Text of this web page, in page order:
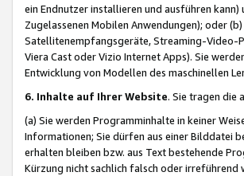
ein Endnutzer installieren und ausführen
Zugelassenen Mobilen Anwendungen); oder
Satellitenempfangsgeräte, Streaming-Video-
Viera Cast oder Vizio Internet Apps). Sie
Entwicklung von Modellen des maschinellen
6. Inhalte auf Ihrer Website. Sie tragen die
(a) Sie werden Programminhalte in keiner
Informationen; Sie dürfen aus einer Bilddatei
erhalten bleiben bzw. aus Text bestehende
Kürzung nicht sachlich falsch oder irreführend